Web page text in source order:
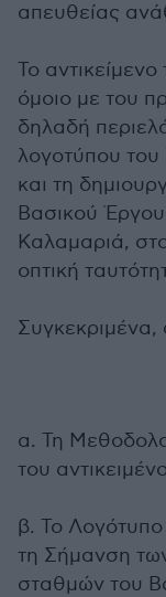
απευθείας
Το
όμοιο με του
δηλαδή
λογοτύπου
και τη
Βασικού
Καλαμαριά,
οπτική
α. Τη
του
β. Το
τη Σήμανση
σταθμών του